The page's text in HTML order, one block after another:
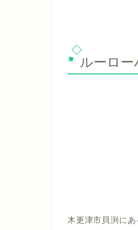
ルーロー
木更津市貝渕にあ